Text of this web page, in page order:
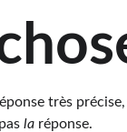
très
la réponse.